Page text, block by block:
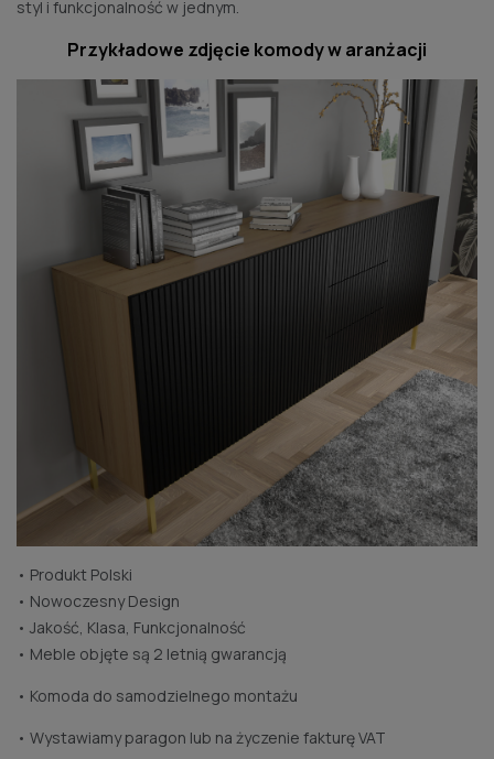
styl i funkcjonalność w jednym.
Przykładowe zdjęcie komody w aranżacji
• Produkt Polski
• Nowoczesny Design
• Jakość, Klasa, Funkcjonalność
• Meble objęte są 2 letnią gwarancją
• Komoda do samodzielnego montażu
• Wystawiamy paragon lub na życzenie fakturę VAT